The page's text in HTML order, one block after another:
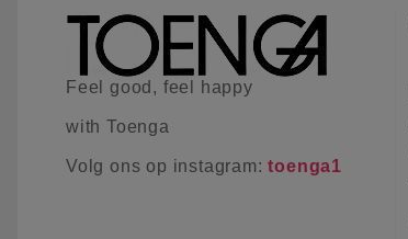
Feel good, feel happy
with Toenga
Volg ons op instagram:toenga1